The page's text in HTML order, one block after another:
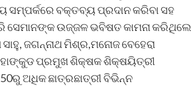
ସମ୍ପର୍କରେ ବକ୍ତବ୍ୟ ପ୍ରଦାନ କରିବା ସହ
ସେମାନଙ୍କ ଉଜ୍ଜଳ ଭବିଷତ କାମନା କରିଥିଲେ
ଜଗନ୍ନାଥ ମିଶ୍ର,ମନୋଜ ବେହେରା
ମହାଙ୍କୁଡ ପ୍ରମୁଖ ଶିକ୍ଷକ ଶିକ୍ଷୟିତ୍ରୀ
ଅଧିକ ଛାତ୍ରଛାତ୍ରୀ ବିଭିନ୍ନ